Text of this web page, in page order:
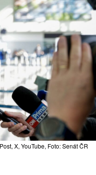
X, YouTube, Foto: Senát ČR